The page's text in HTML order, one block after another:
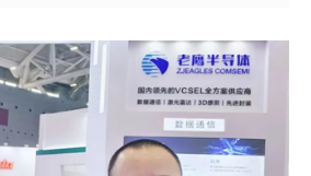
产品将持续跟进并补齐。